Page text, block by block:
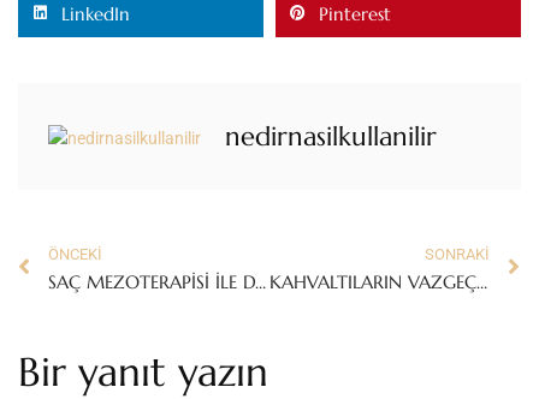
LinkedIn Pinterest
nedirnasilkullanilir
ÖNCEKI
SAÇ MEZOTERAPİSİ İLE DAHA DOLGUN SAÇLAR
SONRAKI
KAHVALTILARIN VAZGEÇİLMEZİ OMLET!
Bir yanıt yazın